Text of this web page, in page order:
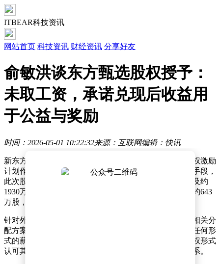
ITBEAR科技资讯
网站首页 科技资讯 财经资讯 分享好友
俞敏洪谈东方甄选股权授予：
未取工资，承诺兑现后收益用
于公益与奖励
时间：2026-05-01 10:22:32来源：互联网编辑：快讯
新东方教育集团董事长俞敏洪近日就东方甄选实施的股权激励
计划作出详细说明。他指出，作为上市公司常规的管理手段，
此次股权分配延续了公司每三年一轮的激励周期，共涉及约
1930万股普通股，将通过三年时间分批发放，每年兑现约643
万股，覆盖范围包括300名核心员工及管理层。
针对外界关注的个人持股情况，俞敏洪透露曾主动婉拒相关分
配方案。他强调自东方甄选创立以来，自己始终未领取任何形
式的薪酬。但经董事会及股东集体商议，认为需要以股权形式
认可其长期投入，以平衡个人贡献与公司发展之间的关系。